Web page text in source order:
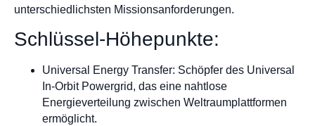
unterschiedlichsten Missionsanforderungen.
Schlüssel-Höhepunkte:
Universal Energy Transfer: Schöpfer des Universal
In-Orbit Powergrid, das eine nahtlose
Energieverteilung zwischen Weltraumplattformen
ermöglicht.